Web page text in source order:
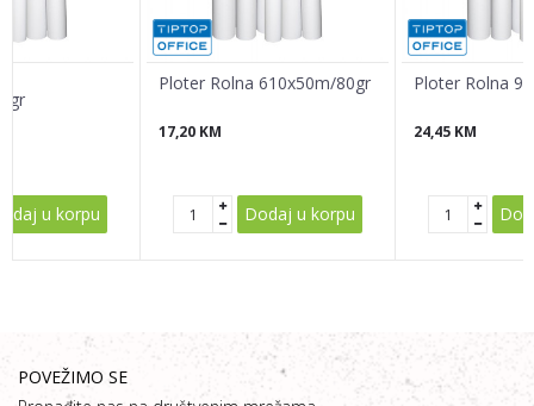
u korpu
Ploter Rolna 610x50m/80gr
17,20 KM
Dodaj u korpu
Ploter Rolna
24,45 KM
POVEŽIMO SE